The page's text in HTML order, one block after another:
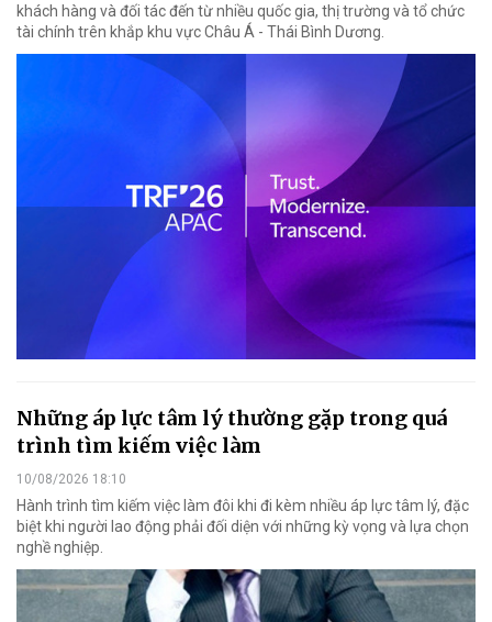
khách hàng và đối tác đến từ nhiều quốc gia, thị trường và tổ chức
tài chính trên khắp khu vực Châu Á - Thái Bình Dương.
Những áp lực tâm lý thường gặp trong quá
trình tìm kiếm việc làm
10/08/2026 18:10
Hành trình tìm kiếm việc làm đôi khi đi kèm nhiều áp lực tâm lý, đặc
biệt khi người lao động phải đối diện với những kỳ vọng và lựa chọn
nghề nghiệp.